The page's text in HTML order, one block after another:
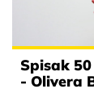
Spisak
- Olivera